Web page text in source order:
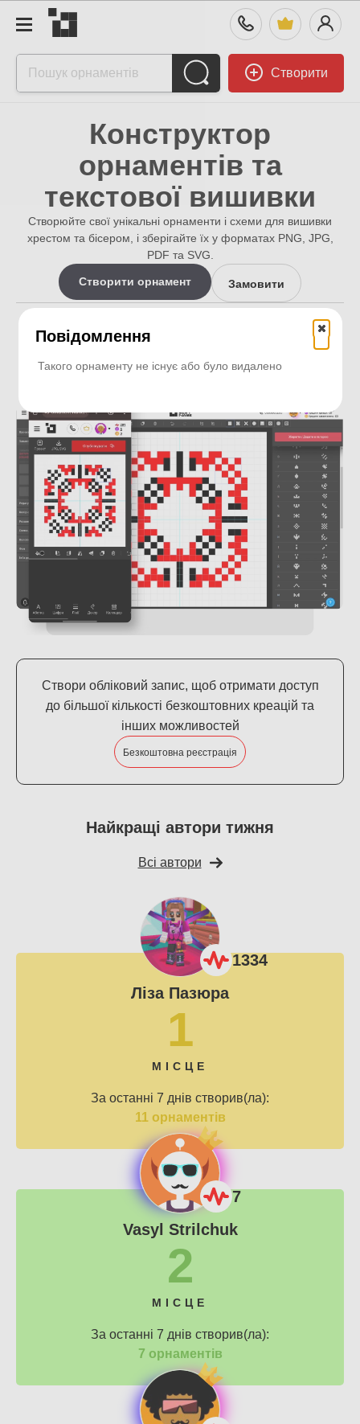
Створити
Конструктор
орнаментів та
текстової вишивки
Створюйте свої унікальні орнаменти і схеми для вишивки
хрестом та бісером, і зберігайте їх у форматах PNG, JPG,
PDF та SVG.
Створити орнамент Замовити
16k+
Зареєстрованих авторівСтворених орнаментів
Створи обліковий запис, щоб отримати доступ
до більшої кількості безкоштовних креацій та
інших можливостей
Безкоштовна реєстрація
Найкращі автори тижня
Всі автори
1334
Ліза Пазюра
1
МІСЦЕ
За останні 7 днів створив(ла):
11 орнаментів
7
Vasyl Strilchuk
2
МІСЦЕ
За останні 7 днів створив(ла):
7 орнаментів
Повідомлення
Такого орнаменту не існує або було видалено